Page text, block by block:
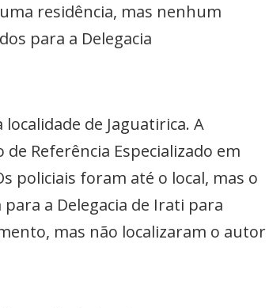
residência, mas nenhum
para a Delegacia
de Jaguatirica. A
Referência Especializado em
policiais foram até o local, mas o
a Delegacia de Irati para
mas não localizaram o autor